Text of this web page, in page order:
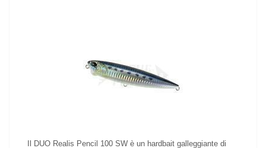
Il DUO Realis Pencil 100 SW è un hardbait galleggiante di